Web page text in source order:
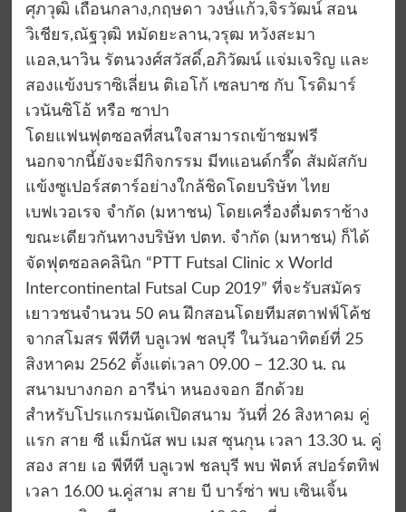
ศุภวุฒิ เถื่อนกลาง,กฤษดา วงษ์แก้ว,จิรวัฒน์ สอน
วิเชียร,ณัฐวุฒิ หมัดยะลาน,วรุฒ หวังสะมา
แอล,นาวิน รัตนวงศ์สวัสดิ์,อภิวัฒน์ แจ่มเจริญ และ
สองแข้งบราซิเลี่ยน ติเอโก้ เซลบาซ กับ โรดิมาร์
เวนันซิโอ้ หรือ ซาปา
โดยแฟนฟุตซอลที่สนใจสามารถเข้าชมฟรี
นอกจากนี้ยังจะมีกิจกรรม มีทแอนด์กรี๊ด สัมผัสกับ
แข้งซูเปอร์สตาร์อย่างใกล้ชิดโดยบริษัท ไทย
เบฟเวอเรจ จำกัด (มหาชน) โดยเครื่องดื่มตราช้าง
ขณะเดียวกันทางบริษัท ปตท. จำกัด (มหาชน) ก็ได้
จัดฟุตซอลคลินิก “PTT Futsal Clinic x World
Intercontinental Futsal Cup 2019” ที่จะรับสมัคร
เยาวชนจำนวน 50 คน ฝึกสอนโดยทีมสตาฟฟ์โค้ช
จากสโมสร พีทีที บลูเวฟ ชลบุรี ในวันอาทิตย์ที่ 25
สิงหาคม 2562 ตั้งแต่เวลา 09.00 – 12.30 น. ณ
สนามบางกอก อารีน่า หนองจอก อีกด้วย
สำหรับโปรแกรมนัดเปิดสนาม วันที่ 26 สิงหาคม คู่
แรก สาย ซี แม็กนัส พบ เมส ซุนกุน เวลา 13.30 น. คู่
สอง สาย เอ พีทีที บลูเวฟ ชลบุรี พบ ฟัตห์ สปอร์ตทิฟ
เวลา 16.00 น.คู่สาม สาย บี บาร์ซ่า พบ เซินเจิ้น